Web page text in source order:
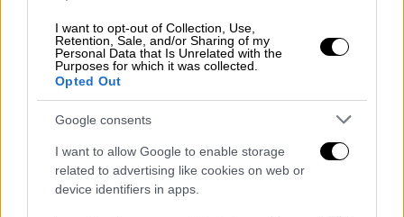
I want to opt-out of Collection, Use,
Retention, Sale, and/or Sharing of my
Personal Data that Is Unrelated with the
Purposes for which it was collected.
Opted Out
Google consents
I want to allow Google to enable storage
related to advertising like cookies on web or
device identifiers in apps.
και στο Ιόνιο τοπικά έως 6 μποφόρ.
Θερμοκρασία: Από 13 έως 22 βαθμούς
Κελσίου. Στο εσωτερικό της Ηπείρου 3 με 4
βαθμούς χαμηλότερη.
ΑΝΑΤΟΛΙΚΗ ΣΤΕΡΕΑ, ΕΥΒΟΙΑ, ΑΝΑΤΟΛΙΚΗ
ΠΕΛΟΠΟΝΝΗΣΟΣ
Καιρός: Νεφώσεις με τοπικές βροχές.